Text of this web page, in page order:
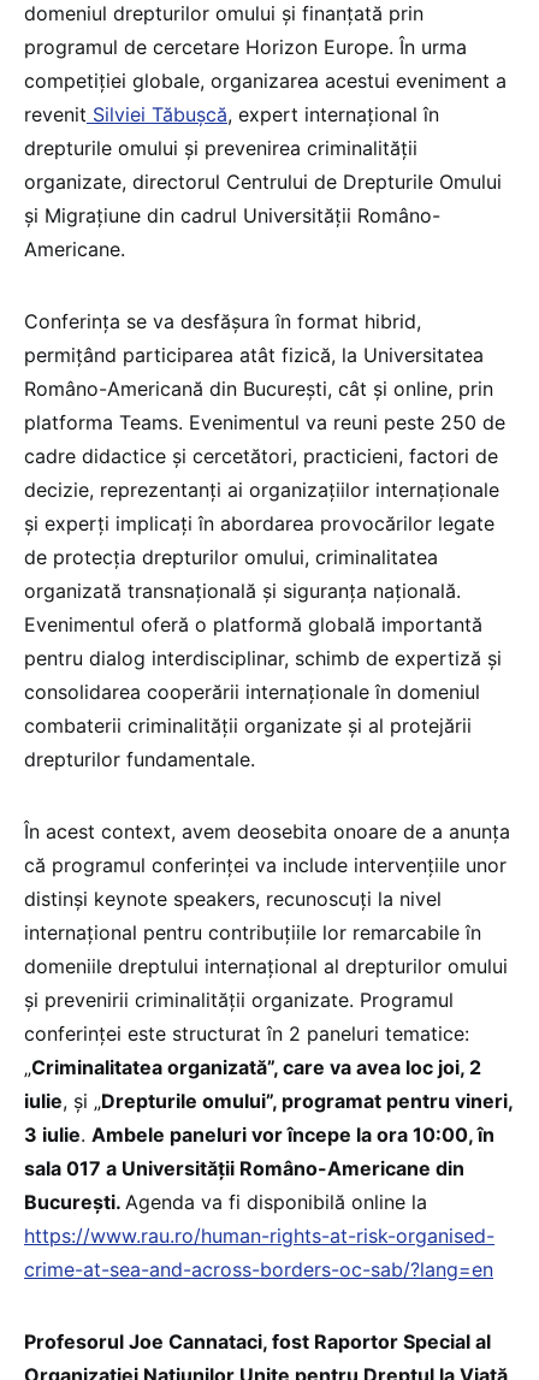
domeniul drepturilor omului și finanțată prin
programul de cercetare Horizon Europe. În urma
competiției globale, organizarea acestui eveniment a
revenit Silviei Tăbușcă, expert internațional în
drepturile omului și prevenirea criminalității
organizate, directorul Centrului de Drepturile Omului
și Migrațiune din cadrul Universității Româno-
Americane.
Conferința se va desfășura în format hibrid,
permițând participarea atât fizică, la Universitatea
Româno-Americană din București, cât și online, prin
platforma Teams. Evenimentul va reuni peste 250 de
cadre didactice și cercetători, practicieni, factori de
decizie, reprezentanți ai organizațiilor internaționale
și experți implicați în abordarea provocărilor legate
de protecția drepturilor omului, criminalitatea
organizată transnațională și siguranța națională.
Evenimentul oferă o platformă globală importantă
pentru dialog interdisciplinar, schimb de expertiză și
consolidarea cooperării internaționale în domeniul
combaterii criminalității organizate și al protejării
drepturilor fundamentale.
În acest context, avem deosebita onoare de a anunța
că programul conferinței va include intervențiile unor
distinși keynote speakers, recunoscuți la nivel
internațional pentru contribuțiile lor remarcabile în
domeniile dreptului internațional al drepturilor omului
și prevenirii criminalității organizate. Programul
conferinței este structurat în 2 paneluri tematice:
„Criminalitatea organizată”, care va avea loc joi, 2
iulie, și „Drepturile omului”, programat pentru vineri,
3 iulie. Ambele paneluri vor începe la ora 10:00, în
sala 017 a Universității Româno-Americane din
București. Agenda va fi disponibilă online la
https://www.rau.ro/human-rights-at-risk-organised-
crime-at-sea-and-across-borders-oc-sab/?lang=en
Profesorul Joe Cannataci, fost Raportor Special al